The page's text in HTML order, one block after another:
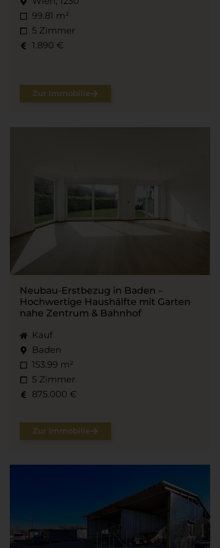
99.81 m²
5 Zimmer
1.890 €
Zur Immobilie
Neubau-​Erstbezug in Baden –
Hochwertige Haushälfte mit Garten
nahe Zentrum & Bahnhof
Kauf
Baden
153.99 m²
5 Zimmer
875.000 €
Zur Immobilie